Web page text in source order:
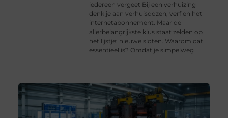
iedereen vergeet Bij een verhuizing
denk je aan verhuisdozen, verf en het
internetabonnement. Maar de
allerbelangrijkste klus staat zelden op
het lijstje: nieuwe sloten. Waarom dat
essentieel is? Omdat je simpelweg